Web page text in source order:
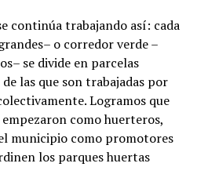
continúa trabajando así: cada
o corredor verde –
se divide en parcelas
las que son trabajadas por
Logramos que
como huerteros,
municipio como promotores
los parques huertas